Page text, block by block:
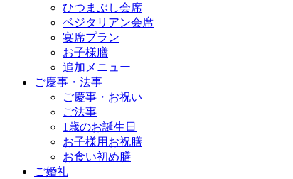
ひつまぶし会席
ベジタリアン会席
宴席プラン
お子様膳
追加メニュー
ご慶事・法事
ご慶事・お祝い
ご法事
1歳のお誕生日
お子様用お祝膳
お食い初め膳
ご婚礼